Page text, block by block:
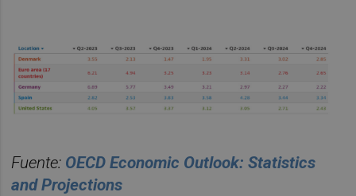
Fuente: OECD Economic Outlook: Statistics
and Projections